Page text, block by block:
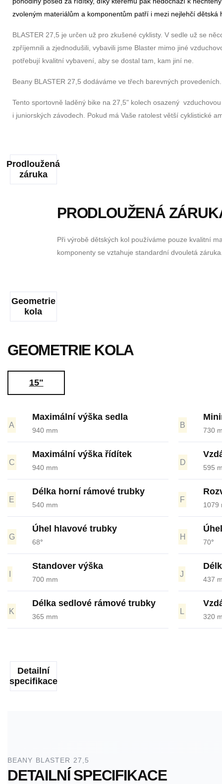
zvoleným materiálům a komponentům patří i mezi nejlehčí dětská
BLASTER 27,5 je určen už pro zkušené cyklisty. V sedle už se
zpříjemnili a zjednodušili, vybavili jsme Blaster mimo jiné
potřebují kvalitní vybavení, aby se dostal tam, kam jiní ne.
Beany BLASTER 27,5 dodáváme ve třech barevných
Tento sportovně laděný bike na 27,5" kolech osazený
i juniorských závodech. Pokud má Vaše ratolest větší cyklistické
Prodloužená
záruka
PRODLOUŽENÁ
Při výrobě dětských kol používáme pouze kvalitní
komponenty se vztahuje standardní dvouletá
Geometrie
kola
GEOMETRIE KOLA
15"
A
Maximální výška sedla
940 mm
B
730
C
Maximální výška řídítek
940 mm
D
595
E
Délka horní rámové trubky
540 mm
F
1079
G
Úhel hlavové trubky
68°
H
70°
Standover výška
700 mm
J
437
K
Délka sedlové rámové trubky
365 mm
L
320
Detailní
specifikace
BEANY BLASTER 27,5
DETAILNÍ SPECIFIKACE